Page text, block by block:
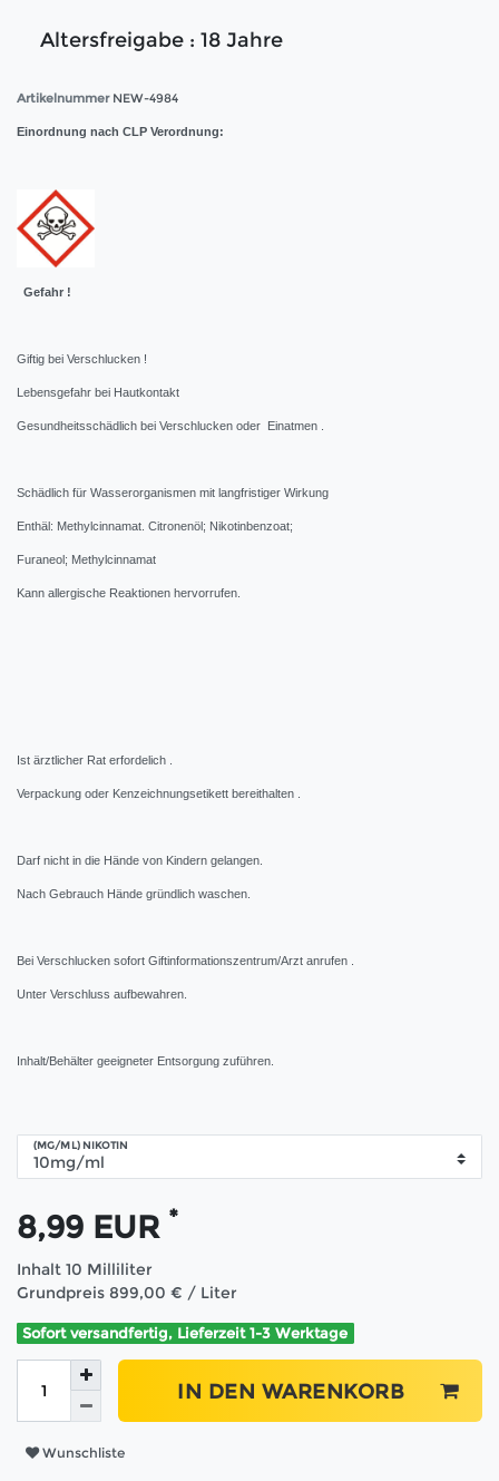
Altersfreigabe : 18 Jahre
Artikelnummer NEW-4984
Einordnung nach CLP Verordnung:
Gefahr !
Giftig bei Verschlucken !
Lebensgefahr bei Hautkontakt
Gesundheitsschädlich bei Verschlucken oder Einatmen .
Schädlich für Wasserorganismen mit langfristiger Wirkung
Enthäl: Methylcinnamat. Citronenöl; Nikotinbenzoat;
Furaneol; Methylcinnamat
Kann allergische Reaktionen hervorrufen.
Ist ärztlicher Rat erfordelich .
Verpackung oder Kenzeichnungsetikett bereithalten .
Darf nicht in die Hände von Kindern gelangen.
Nach Gebrauch Hände gründlich waschen.
Bei Verschlucken sofort Giftinformationszentrum/Arzt anrufen .
Unter Verschluss aufbewahren.
Inhalt/Behälter geeigneter Entsorgung zuführen.
(MG/ML) NIKOTIN
8,99 EUR *
Inhalt 10 Milliliter
Grundpreis 899,00 € / Liter
Sofort versandfertig, Lieferzeit 1-3 Werktage
IN DEN WARENKORB
Wunschliste